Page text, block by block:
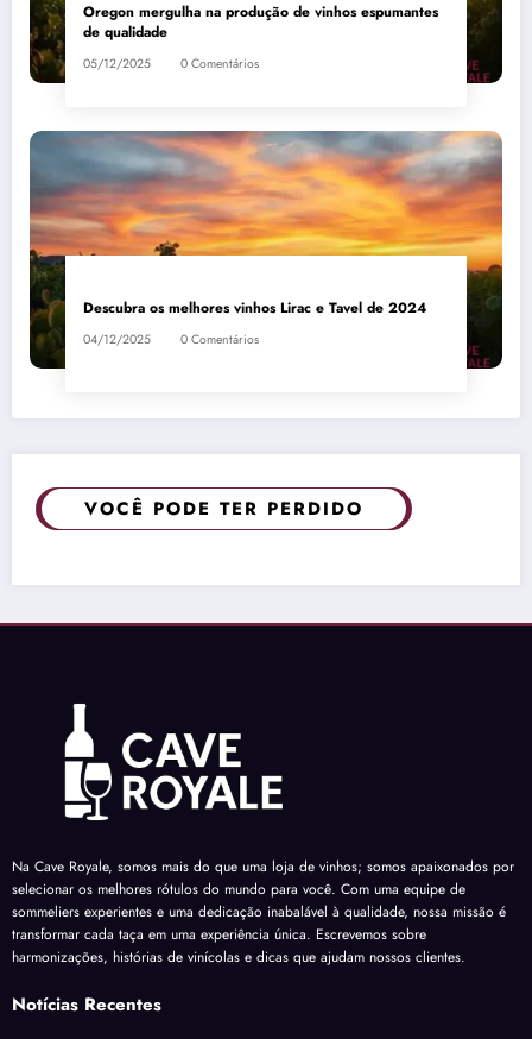
Oregon mergulha na produção de vinhos espumantes
de qualidade
05/12/2025 0 Comentários
Descubra os melhores vinhos Lirac e Tavel de 2024
04/12/2025 0 Comentários
VOCÊ PODE TER PERDIDO
Na Cave Royale, somos mais do que uma loja de vinhos; somos apaixonados por
selecionar os melhores rótulos do mundo para você. Com uma equipe de
sommeliers experientes e uma dedicação inabalável à qualidade, nossa missão é
transformar cada taça em uma experiência única. Escrevemos sobre
harmonizações, histórias de vinícolas e dicas que ajudam nossos clientes.
Notícias Recentes